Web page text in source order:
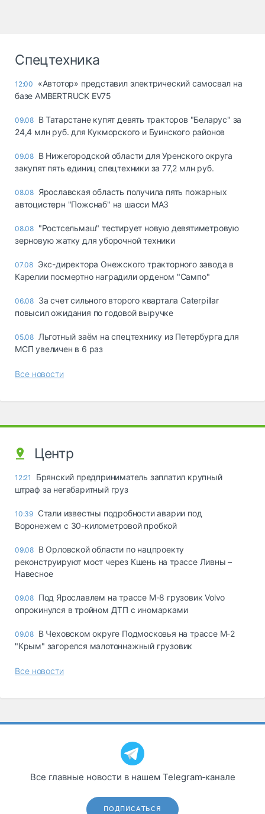
Спецтехника
12:00
«Автотор» представил электрический самосвал на
базе AMBERTRUCK EV75
09.08 В Татарстане купят девять тракторов "Беларус" за
24,4 млн руб. для Кукморского и Буинского районов
09.08 В Нижегородской области для Уренского округа
закупят пять единиц спецтехники за 77,2 млн руб.
08.08 Ярославская область получила пять пожарных
автоцистерн "Пожснаб" на шасси МАЗ
08.08 "Ростсельмаш" тестирует новую девятиметровую
зерновую жатку для уборочной техники
07.08 Экс-директора Онежского тракторного завода в
Карелии посмертно наградили орденом "Сампо"
06.08 За счет сильного второго квартала Caterpillar
повысил ожидания по годовой выручке
05.08 Льготный заём на спецтехнику из Петербурга для
МСП увеличен в 6 раз
Все новости
Центр
12:21
Брянский предприниматель заплатил крупный
штраф за негабаритный груз
10:39 Стали известны подробности аварии под
Воронежем с 30-километровой пробкой
09.08 В Орловской области по нацпроекту
реконструируют мост через Кшень на трассе Ливны –
Навесное
09.08 Под Ярославлем на трассе М-8 грузовик Volvo
опрокинулся в тройном ДТП с иномарками
09.08 В Чеховском округе Подмосковья на трассе М-2
"Крым" загорелся малотоннажный грузовик
Все новости
Все главные новости в нашем Telegram‑канале
ПОДПИСАТЬСЯ